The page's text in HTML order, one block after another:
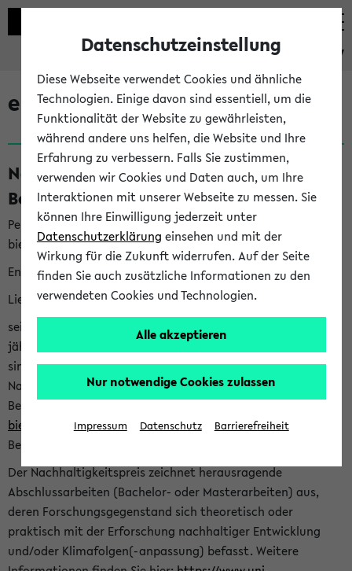
eKVV
eKVV News
Nachhaltigkeitspreis 2026:
Bewerbungsphase gestartet (06.08.26)
Per E-Mail eingestellt von nachhaltigkeitsbuero@uni-
bielefeld.de an den Verteiler 'Alle Studierenden':
English version below
Liebe Studierende,
seit 2023 verleiht das Rektorat der Universität Bielefeld
jährlich den Nachhaltigkeitspreis für Abschlussarbeiten. Sie
sind herzlich eingeladen sich mit Ihrer Abschlussarbeit beim
Nachhaltigkeitsbüro zu bewerben. Bitte nutzen Sie für Ihre
Bewerbung dieses Formular<https://formulare.uni-
bielefeld.de/frontend-server/form/provide/913/>. Die
Bewerbungsfrist endet am 30.09.2026.
Der Nachhaltigkeitspreis zeichnet herausragende
Abschlussarbeiten (Bachelor- oder Masterarbeiten) aus,
deren Forschungsgegenstand sich theoretisch oder
praktisch mit der Erforschung nachhaltiger Entwicklung
und/oder Klimafolgen(-anpassung) befasst. Weitere
Datenschutzeinstellung
Diese Webseite verwendet Cookies und ähnliche
Technologien. Einige davon sind essentiell, um die
Funktionalität der Website zu gewährleisten,
während andere uns helfen, die Website und Ihre
Erfahrung zu verbessern. Falls Sie zustimmen,
verwenden wir Cookies und Daten auch, um Ihre
Interaktionen mit unserer Webseite zu messen. Sie
können Ihre Einwilligung jederzeit unter
Datenschutzerklärung einsehen und mit der
Wirkung für die Zukunft widerrufen. Auf der Seite
finden Sie auch zusätzliche Informationen zu den
verwendeten Cookies und Technologien.
Alle akzeptieren
Nur notwendige Cookies zulassen
Impressum Datenschutz Barrierefreiheit